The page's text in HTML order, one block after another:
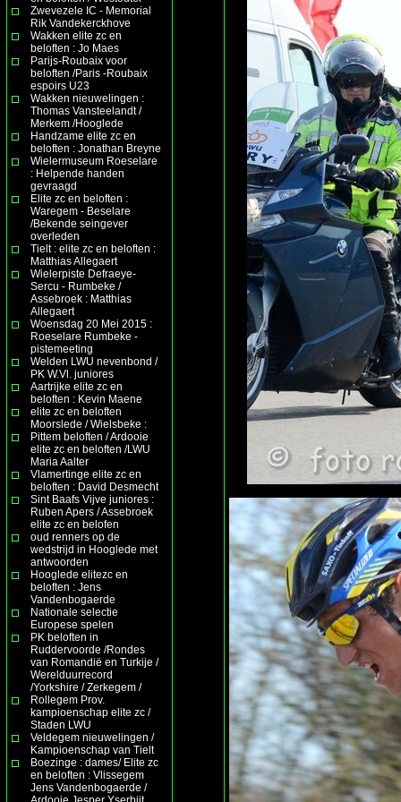
Zwevezele IC - Memorial
Rik Vandekerckhove
Wakken elite zc en
beloften : Jo Maes
Parijs-Roubaix voor
beloften /Paris -Roubaix
espoirs U23
Wakken nieuwelingen :
Thomas Vansteelandt /
Merkem /Hooglede
Handzame elite zc en
beloften : Jonathan Breyne
Wielermuseum Roeselare
: Helpende handen
gevraagd
Elite zc en beloften :
Waregem - Beselare
/Bekende seingever
overleden
Tielt : elite zc en beloften :
Matthias Allegaert
Wielerpiste Defraeye-
Sercu - Rumbeke /
Assebroek : Matthias
Allegaert
Woensdag 20 Mei 2015 :
Roeselare Rumbeke -
pistemeeting
Welden LWU nevenbond /
PK W.Vl. juniores
Aartrijke elite zc en
beloften : Kevin Maene
elite zc en beloften
Moorslede / Wielsbeke :
Pittem beloften / Ardooie
elite zc en beloften /LWU
Maria Aalter
Vlamertinge elite zc en
beloften : David Desmecht
Sint Baafs Vijve juniores :
Ruben Apers / Assebroek
elite zc en belofen
oud renners op de
wedstrijd in Hooglede met
antwoorden
Hooglede elitezc en
beloften : Jens
Vandenbogaerde
Nationale selectie
Europese spelen
PK beloften in
Ruddervoorde /Rondes
van Romandië en Turkije /
Werelduurrecord
/Yorkshire / Zerkegem /
Rollegem Prov.
kampioenschap elite zc /
Staden LWU
Veldegem nieuwelingen /
Kampioenschap van Tielt
Boezinge : dames/ Elite zc
en beloften : Vlissegem
Jens Vandenbogaerde /